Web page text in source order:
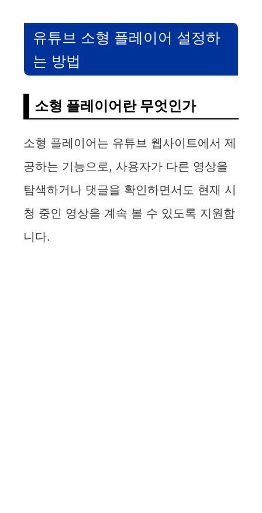
유튜브 소형 플레이어 설정하
는 방법
소형 플레이어란 무엇인가
소형 플레이어는 유튜브 웹사이트에서 제
공하는 기능으로, 사용자가 다른 영상을
탐색하거나 댓글을 확인하면서도 현재 시
청 중인 영상을 계속 볼 수 있도록 지원합
니다.